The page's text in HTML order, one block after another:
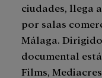
ciudades, llega
por salas
Málaga.
documental
Films,